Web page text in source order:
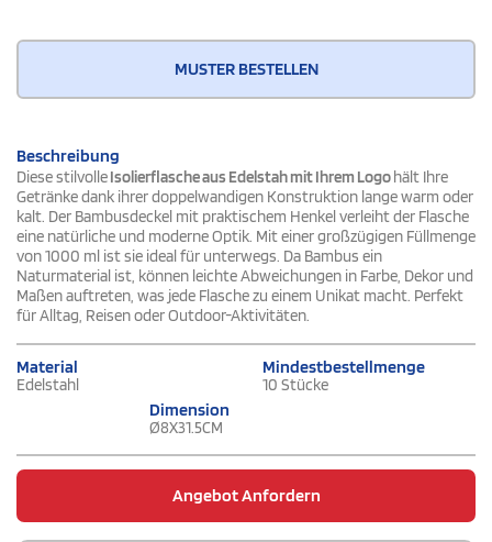
MUSTER BESTELLEN
Beschreibung
Diese stilvolleIsolierflasche aus Edelstah mit Ihrem Logo hält Ihre
Getränke dank ihrer doppelwandigen Konstruktion lange warm oder
kalt. Der Bambusdeckel mit praktischem Henkel verleiht der Flasche
eine natürliche und moderne Optik. Mit einer großzügigen Füllmenge
von 1000 ml ist sie ideal für unterwegs. Da Bambus ein
Naturmaterial ist, können leichte Abweichungen in Farbe, Dekor und
Maßen auftreten, was jede Flasche zu einem Unikat macht. Perfekt
für Alltag, Reisen oder Outdoor-Aktivitäten.
Material
Edelstahl
Mindestbestellmenge
10 Stücke
Dimension
Ø8X31.5CM
Angebot Anfordern